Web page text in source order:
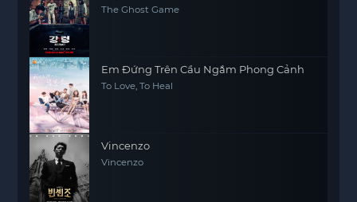
The Ghost Game
Em Đứng Trên Cầu Ngắm Phong Cảnh
To Love, To Heal
Vincenzo
Vincenzo